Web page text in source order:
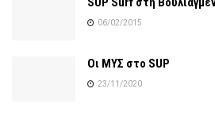
06/02/2015
Οι ΜΥΣ στο SUP
23/11/2020